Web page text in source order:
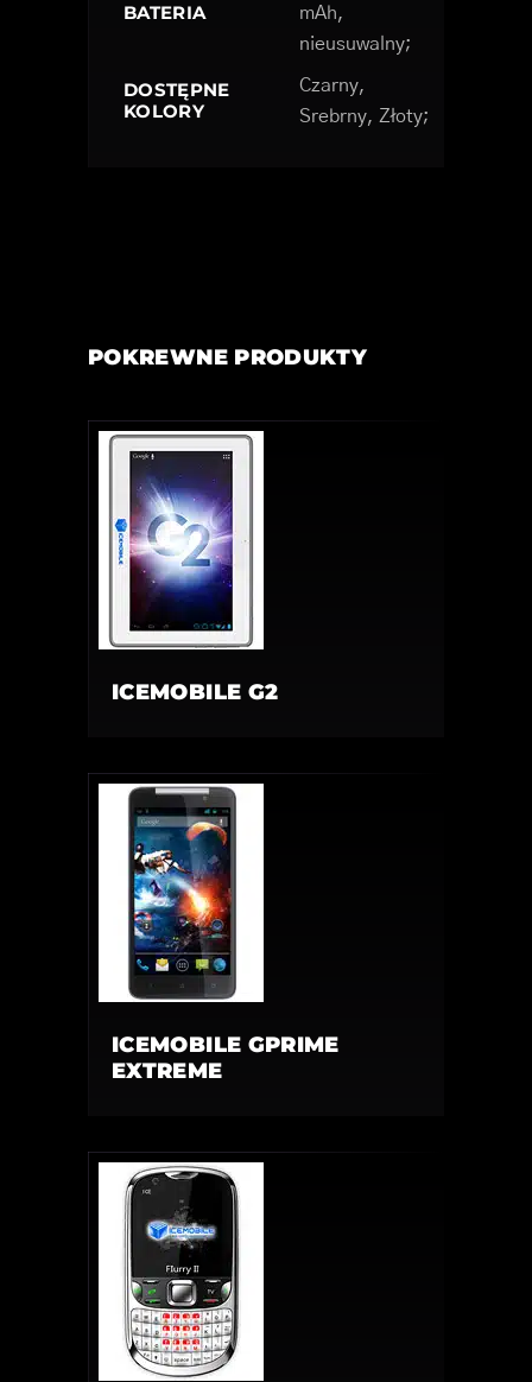
BATERIA
mAh,
nieusuwalny;
DOSTĘPNE
KOLORY
Czarny,
Srebrny, Złoty;
POKREWNE PRODUKTY
ICEMOBILE G2
ICEMOBILE GPRIME
EXTREME